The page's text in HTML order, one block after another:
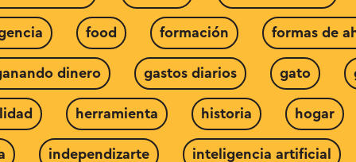
food formación formas de
dinero gastos diarios gato
herramienta historia hogar
independizarte inteligencia artificial